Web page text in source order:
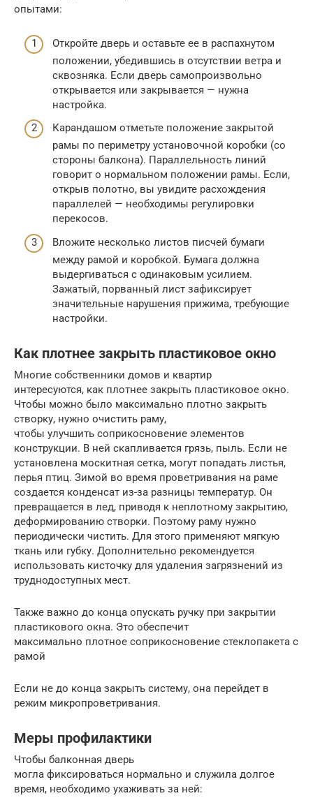
опытами:
Откройте дверь и оставьте ее в распахнутом
положении, убедившись в отсутствии ветра и
сквозняка. Если дверь самопроизвольно
открывается или закрывается — нужна
настройка.
Карандашом отметьте положение закрытой
рамы по периметру установочной коробки (со
стороны балкона). Параллельность линий
говорит о нормальном положении рамы. Если,
открыв полотно, вы увидите расхождения
параллелей — необходимы регулировки
перекосов.
Вложите несколько листов писчей бумаги
между рамой и коробкой. Бумага должна
выдергиваться с одинаковым усилием.
Зажатый, порванный лист зафиксирует
значительные нарушения прижима, требующие
настройки.
Как плотнее закрыть пластиковое окно
Многие собственники домов и квартир
интересуются, как плотнее закрыть пластиковое окно.
Чтобы можно было максимально плотно закрыть
створку, нужно очистить раму,
чтобы улучшить соприкосновение элементов
конструкции. В ней скапливается грязь, пыль. Если не
установлена москитная сетка, могут попадать листья,
перья птиц. Зимой во время проветривания на раме
создается конденсат из-за разницы температур. Он
превращается в лед, приводя к неплотному закрытию,
деформированию створки. Поэтому раму нужно
периодически чистить. Для этого применяют мягкую
ткань или губку. Дополнительно рекомендуется
использовать кисточку для удаления загрязнений из
труднодоступных мест.
Также важно до конца опускать ручку при закрытии
пластикового окна. Это обеспечит
максимально плотное соприкосновение стеклопакета с
рамой
Если не до конца закрыть систему, она перейдет в
режим микропроветривания.
Меры профилактики
Чтобы балконная дверь
могла фиксироваться нормально и служила долгое
время, необходимо ухаживать за ней: